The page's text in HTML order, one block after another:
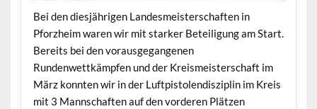
Bei den diesjährigen Landesmeisterschaften in
Pforzheim waren wir mit starker Beteiligung am Start.
Bereits bei den vorausgegangenen
Rundenwettkämpfen und der Kreismeisterschaft im
März konnten wir in der Luftpistolendisziplin im Kreis
mit 3 Mannschaften auf den vorderen Plätzen